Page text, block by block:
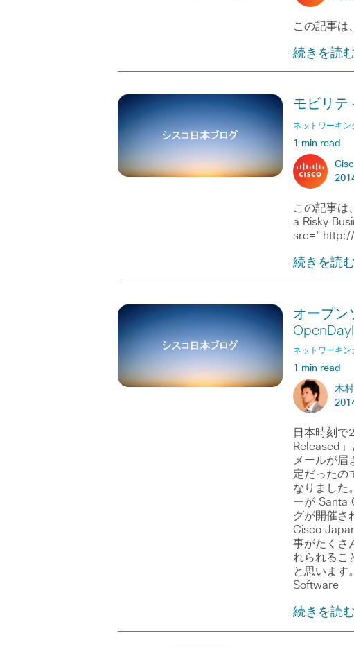
この記事は
続きを読む
モビリテ
ネットワーキン
1 min read
この記事は
a Risky
src="http://
続きを読む
オープン
ネットワーキン
1 min read
木
日本時刻
Released
メールが届
定だったの
なりました
ーが Santa
グが開催さ
Cisco
事がたくさ
れられるこ
と思います
Software
続きを読む